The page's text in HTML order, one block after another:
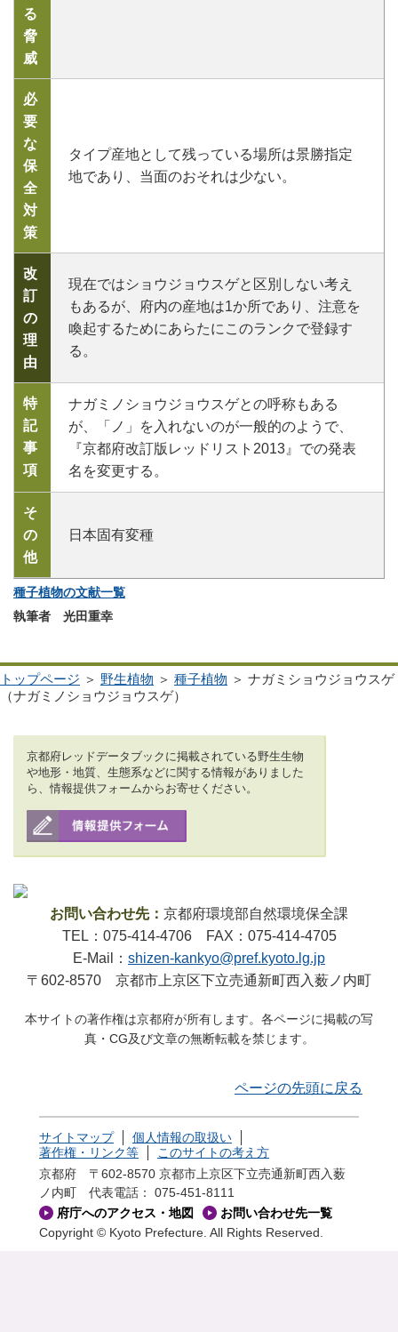
る
脅
威
必
要
な
保
全
対
策
タイプ産地として残っている場所は景勝指定
地であり、当面のおそれは少ない。
改
訂
の
理
由
現在ではショウジョウスゲと区別しない考え
もあるが、府内の産地は1か所であり、注意を
喚起するためにあらたにこのランクで登録す
る。
特
記
事
項
ナガミノショウジョウスゲとの呼称もある
が、「ノ」を入れないのが一般的のようで、
『京都府改訂版レッドリスト2013』での発表
名を変更する。
そ
の
他
日本固有変種
種子植物の文献一覧
執筆者 光田重幸
トップページ ＞ 野生植物 ＞ 種子植物 ＞ ナガミショウジョウスゲ
（ナガミノショウジョウスゲ）
京都府レッドデータブックに掲載されている野生生物
や地形・地質、生態系などに関する情報がありました
ら、情報提供フォームからお寄せください。
お問い合わせ先： 京都府環境部自然環境保全課
TEL：075-414-4706 FAX：075-414-4705
E-Mail： shizen-kankyo@pref.kyoto.lg.jp
〒602-8570 京都市上京区下立売通新町西入薮ノ内町
本サイトの著作権は京都府が所有します。各ページに掲載の写
真・CG及び文章の無断転載を禁じます。
ページの先頭に戻る
サイトマップ
個人情報の取扱い
著作権・リンク等
このサイトの考え方
京都府 〒602-8570 京都市上京区下立売通新町西入薮
ノ内町
代表電話： 075-451-8111
府庁へのアクセス・地図
お問い合わせ先一覧
Copyright © Kyoto Prefecture. All Rights Reserved.